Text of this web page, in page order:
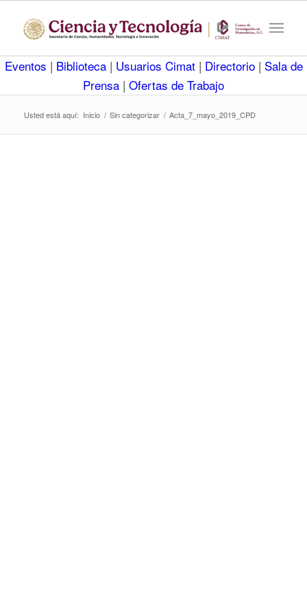
Eventos | Biblioteca | Usuarios Cimat | Directorio | Sala de
Prensa | Ofertas de Trabajo
Usted está aquí: Inicio / Sin categorizar / Acta_7_mayo_2019_CPD